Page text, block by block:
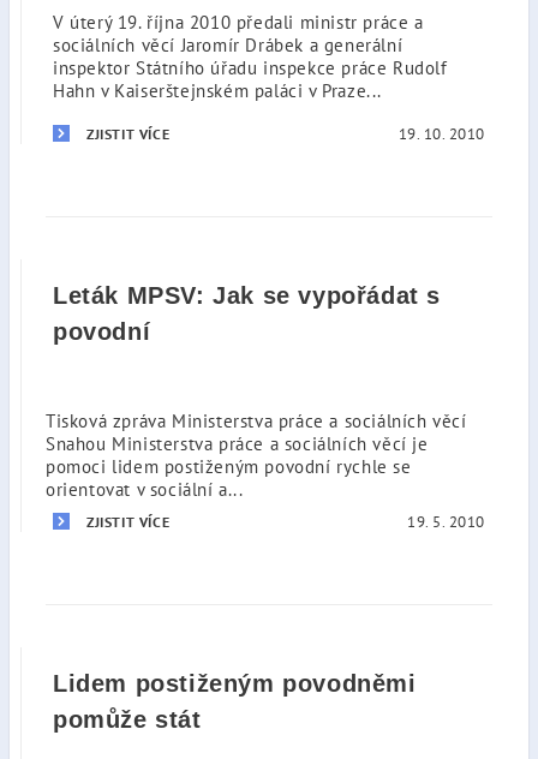
V úterý 19. října 2010 předali ministr práce a
sociálních věcí Jaromír Drábek a generální
inspektor Státního úřadu inspekce práce Rudolf
Hahn v Kaiserštejnském paláci v Praze...
ZJISTIT VÍCE 19. 10. 2010
Leták MPSV: Jak se vypořádat s
povodní
Tisková zpráva Ministerstva práce a sociálních věcí
Snahou Ministerstva práce a sociálních věcí je
pomoci lidem postiženým povodní rychle se
orientovat v sociální a...
ZJISTIT VÍCE 19. 5. 2010
Lidem postiženým povodněmi
pomůže stát